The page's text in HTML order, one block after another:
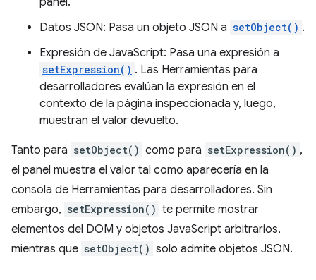
Datos JSON: Pasa un objeto JSON a setObject() .
Expresión de JavaScript: Pasa una expresión a
setExpression() . Las Herramientas para
desarrolladores evalúan la expresión en el
contexto de la página inspeccionada y, luego,
muestran el valor devuelto.
Tanto para setObject() como para setExpression() ,
el panel muestra el valor tal como aparecería en la
consola de Herramientas para desarrolladores. Sin
embargo, setExpression() te permite mostrar
elementos del DOM y objetos JavaScript arbitrarios,
mientras que setObject() solo admite objetos JSON.